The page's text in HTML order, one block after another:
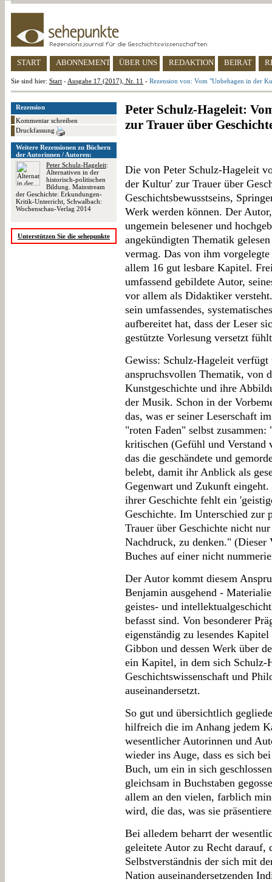
START ABONNEMENT ÜBER UNS REDAKTION BEIRAT
Sie sind hier: Start - Ausgabe 17 (2017), Nr. 11 - Rezension von: Vom "Unbehagen in der
Rezension
Kommentar schreiben
Druckfassung
Weitere Rezensionen zu Büchern
der Autorinnen / Autoren:
Peter Schulz-Hageleit:
Alternativen in der
historisch-politischen
Bildung. Mainstream
der Geschichte: Erkundungen-
Kritik-Unterricht, Schwalbach:
Wochenschau-Verlag 2014
Unterstützen Sie die sehepunkte
Peter Schulz-Hageleit:
zur Trauer über
Die von Peter Schulz-Hageleit
der Kultur' zur Trauer über
Geschichtsbewusstseins,
Werk werden können. Der
ungemein belesener und
angekündigten Thematik
vermag. Das von ihm
allem 16 gut lesbare Kapitel.
umfassend gebildete Autor,
vor allem als Didaktiker
sein umfassendes,
aufbereitet hat, dass der Leser
gestützte Vorlesung versetzt
Gewiss: Schulz-Hageleit
anspruchsvollen Thematik, von
Kunstgeschichte und ihre
der Musik. Schon in der
das, was er seiner Leserschaft
"roten Faden" selbst
kritischen (Gefühl und Verstand
das die geschändete und
belebt, damit ihr Anblick als
Gegenwart und Zukunft
ihrer Geschichte fehlt ein
Geschichte. Im Unterschied zur
Trauer über Geschichte nicht
Nachdruck, zu denken." (Dieser
Buches auf einer nicht
Der Autor kommt diesem
Benjamin ausgehend -
geistes- und
befasst sind. Von besonderer
eigenständig zu lesendes
Gibbon und dessen Werk über
ein Kapitel, in dem sich Schulz-
Geschichtswissenschaft und
auseinandersetzt.
So gut und übersichtlich
hilfreich die im Anhang jedem
wesentlicher Autorinnen und
wieder ins Auge, dass es sich
Buch, um ein in sich
gleichsam in Buchstaben
allem an den vielen, farblich
wird, die das, was sie
Bei alledem beharrt der
geleitete Autor zu Recht darauf,
Selbstverständnis der sich mit
Nation auseinandersetzenden